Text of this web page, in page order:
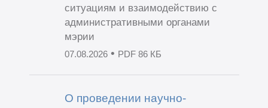
ситуациям и взаимодействию с
административными органами
мэрии
07.08.2026• PDF 86 КБ
О проведении научно-